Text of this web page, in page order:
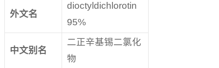
外文名
dioctyldichlorotin
95%
中文别名
二正辛基锡二氯化
物